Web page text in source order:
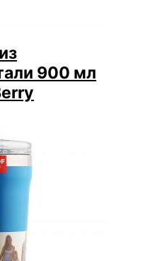
900 мл